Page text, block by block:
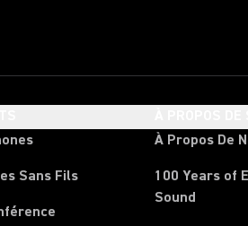
Sans Fils
À Propos De
100 Years of
Sound